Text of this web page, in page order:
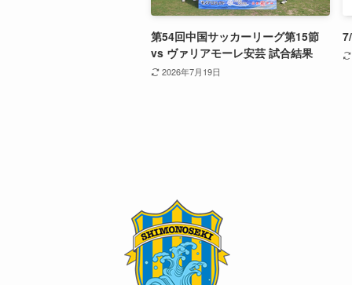
第54回中国サッカーリーグ第15節
vs ヴァリアモーレ安芸 試合結果
2026年7月19日